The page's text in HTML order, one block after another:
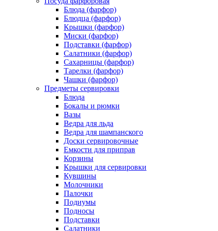
Блюда (фарфор)
Блюдца (фарфор)
Крышки (фарфор)
Миски (фарфор)
Подставки (фарфор)
Салатники (фарфор)
Сахарницы (фарфор)
Тарелки (фарфор)
Чашки (фарфор)
Предметы сервировки
Блюда
Бокалы и рюмки
Вазы
Ведра для льда
Ведра для шампанского
Доски сервировочные
Емкости для приправ
Корзины
Крышки для сервировки
Кувшины
Молочники
Палочки
Подиумы
Подносы
Подставки
Салатники